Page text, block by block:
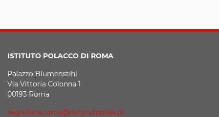
ISTITUTO POLACCO DI ROMA
Palazzo Blumenstihl
Via Vittoria Colonna 1
00193 Roma
segreteria.roma@instytutpolski.pl